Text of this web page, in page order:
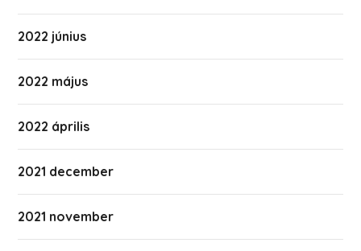
2022 június
2022 május
2022 április
2021 december
2021 november